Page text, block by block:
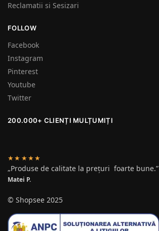
Reclamatii si Sesizari
FOLLOW
Facebook
Instagram
Pinterest
Youtube
Twitter
200.000+ CLIENȚI MULȚUMIȚI
★★★★★
„Produse de calitate la prețuri foarte bune.”
Matei P.
© Shopsee 2025